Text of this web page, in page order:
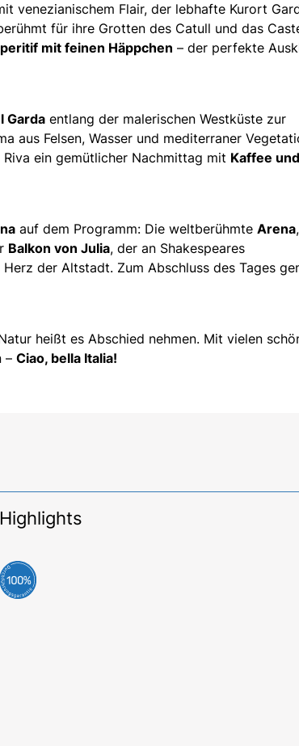
venezianischem Flair, der lebhafte Kurort
für ihre Grotten des Catull und das
mit feinen Häppchen – der perfekte
Garda entlang der malerischen Westküste zur
aus Felsen, Wasser und mediterraner
ein gemütlicher Nachmittag mit Kaffee und
auf dem Programm: Die weltberühmte Arena
Balkon von Julia, der an Shakespeares
der Altstadt. Zum Abschluss des Tages
heißt es Abschied nehmen. Mit vielen
– Ciao, bella Italia!
Highlights